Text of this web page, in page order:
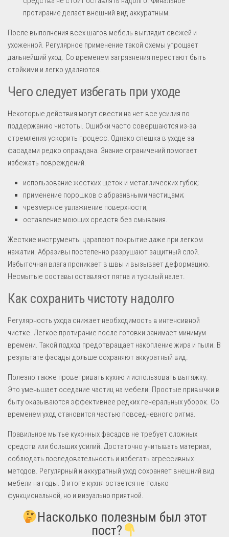
протирание делает внешний вид аккуратным.
После выполнения всех шагов мебель выглядит свежей и
ухоженной. Регулярное применение такой схемы упрощает
дальнейший уход. Со временем загрязнения перестают быть
стойкими и легко удаляются.
Чего следует избегать при уходе
Некоторые действия могут свести на нет все усилия по
поддержанию чистоты. Ошибки часто совершаются из-за
стремления ускорить процесс. Однако спешка в уходе за
фасадами редко оправдана. Знание ограничений помогает
избежать повреждений.
использование жестких щеток и металлических губок;
применение порошков с абразивными частицами;
чрезмерное увлажнение поверхности;
оставление моющих средств без смывания.
Жесткие инструменты царапают покрытие даже при легком
нажатии. Абразивы постепенно разрушают защитный слой.
Избыточная влага проникает в швы и вызывает деформацию.
Несмытые составы оставляют пятна и тусклый налет.
Как сохранить чистоту надолго
Регулярность ухода снижает необходимость в интенсивной
чистке. Легкое протирание после готовки занимает минимум
времени. Такой подход предотвращает накопление жира и пыли. В
результате фасады дольше сохраняют аккуратный вид.
Полезно также проветривать кухню и использовать вытяжку.
Это уменьшает оседание частиц на мебели. Простые привычки в
быту оказываются эффективнее редких генеральных уборок. Со
временем уход становится частью повседневного ритма.
Правильное мытье кухонных фасадов не требует сложных
средств или больших усилий. Достаточно учитывать материал,
соблюдать последовательность и избегать агрессивных
методов. Регулярный и аккуратный уход сохраняет внешний вид
мебели на годы. В итоге кухня остается не только
функциональной, но и визуально приятной.
Насколько полезным был этот
пост?